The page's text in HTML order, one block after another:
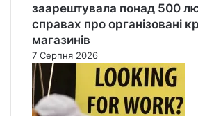
заарештувала понад 500
справах про організовані
магазинів
7 Серпня 2026